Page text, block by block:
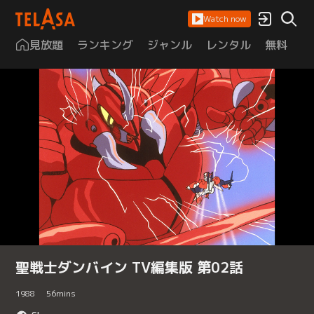
Watch now
見放題 ランキング ジャンル レンタル 無料
聖戦士ダンバイン TV編集版 第02話
1988 56mins